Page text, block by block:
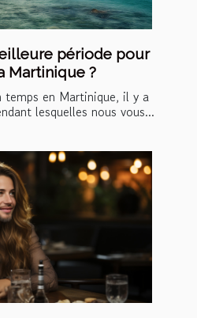
période pour
Martinique ?
temps en Martinique, il y a
lesquelles nous vous...